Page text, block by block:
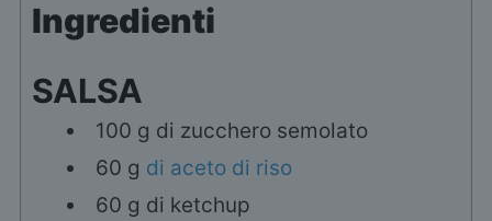
Ingredienti
SALSA
100 g di zucchero semolato
60 g di aceto di riso
60 g di ketchup